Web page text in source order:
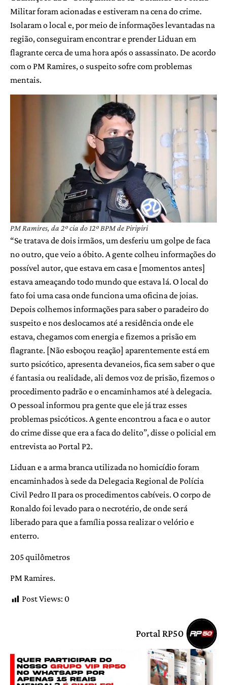
Militar foram acionadas e estiveram na cena do crime.
Isolaram o local e, por meio de informações levantadas na
região, conseguiram encontrar e prender Liduan em
flagrante cerca de uma hora após o assassinato. De acordo
com o PM Ramires, o suspeito sofre com problemas
mentais.
PM Ramires, da 2º cia do 12º BPM de Piripiri
“Se tratava de dois irmãos, um desferiu um golpe de faca
no outro, que veio a óbito. A gente colheu informações do
possível autor, que estava em casa e [momentos antes]
estava ameaçando todo mundo que estava lá. O local do
fato foi uma casa onde funciona uma oficina de joias.
Depois colhemos informações para saber o paradeiro do
suspeito e nos deslocamos até a residência onde ele
estava, chegamos com energia e fizemos a prisão em
flagrante. [Não esboçou reação] aparentemente está em
surto psicótico, apresenta devaneios, fica sem saber o que
é fantasia ou realidade, ali demos voz de prisão, fizemos o
procedimento padrão e o encaminhamos até à delegacia.
O pessoal informou pra gente que ele já traz esses
problemas psicóticos. A gente encontrou a faca e o autor
do crime disse que era a faca do delito”, disse o policial em
entrevista ao Portal P2.
Liduan e a arma branca utilizada no homicídio foram
encaminhados à sede da Delegacia Regional de Polícia
Civil Pedro II para os procedimentos cabíveis. O corpo de
Ronaldo foi levado para o necrotério, de onde será
liberado para que a família possa realizar o velório e
enterro.
205 quilômetros
PM Ramires.
Post Views: 0
Portal RP50